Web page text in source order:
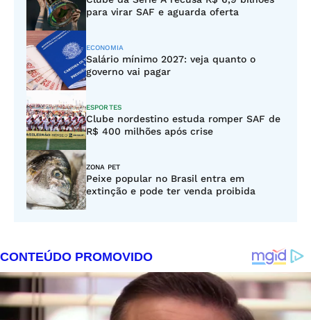
para virar SAF e aguarda oferta
ECONOMIA
Salário mínimo 2027: veja quanto o
governo vai pagar
ESPORTES
Clube nordestino estuda romper SAF de
R$ 400 milhões após crise
ZONA PET
Peixe popular no Brasil entra em
extinção e pode ter venda proibida